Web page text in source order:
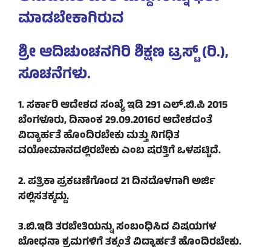
ಮಾಡಬೇಕಾಗಿರುವ
ಶ್ರೀ ಆದಿಚುಂಚನಗಿರಿ ಶಿಕ್ಷಣ ಟ್ರಸ್ಟ್ (ರಿ.),
ಸೂಚನೆಗಳು.
1. ಸರ್ಕಾರಿ ಆದೇಶದ ಸಂಖ್ಯೆ ಇಡಿ 291 ಎಲ್.ಬಿ.ಪಿ 2015
ಬೆಂಗಳೂರು, ದಿನಾಂಕ 29.09.2016ರ ಆದೇಶದಂತೆ
ವಿದ್ಯಾರ್ಹತೆ ಹೊಂದಿರಬೇಕು ಮತ್ತು ನಿಗಧಿತ
ವಯೋಮಾನದಲ್ಲಿರಬೇಕು ಎಂಬ ಷರತ್ತಿಗೆ ಒಳಪಟ್ಟಿದೆ.
2. ಪತ್ರಿಕಾ ಪ್ರಕಟಣೆಗೊಂಡ 21 ದಿನದೊಳಗಾಗಿ ಅರ್ಜಿ
ಸಲ್ಲಿಸತಕ್ಕದ್ದು.
3.ಬಿ.ಇಡಿ ತರಬೇತಿಯನ್ನು ಸಂಬಂಧಿಸಿದ ವಿಷಯಗಳ
ಬೋಧನಾ ಕ್ರಮಗಳಿಗೆ ತಕ್ಕಂತೆ ವಿದ್ಯಾರ್ಹತೆ ಹೊಂದಿರಬೇಕು.